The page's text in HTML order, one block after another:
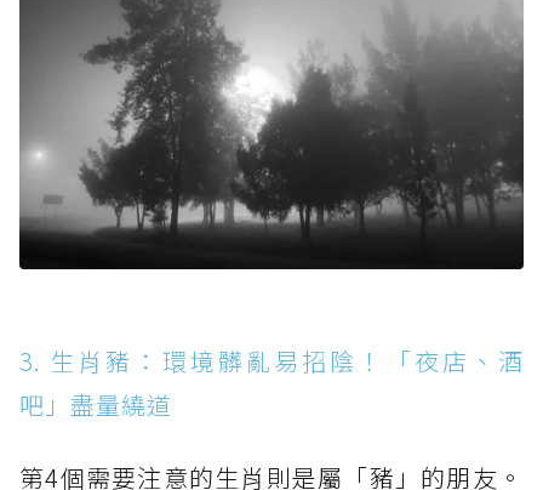
3. 生肖豬：環境髒亂易招陰！「夜店、酒
吧」盡量繞道
第4個需要注意的生肖則是屬「豬」的朋友。